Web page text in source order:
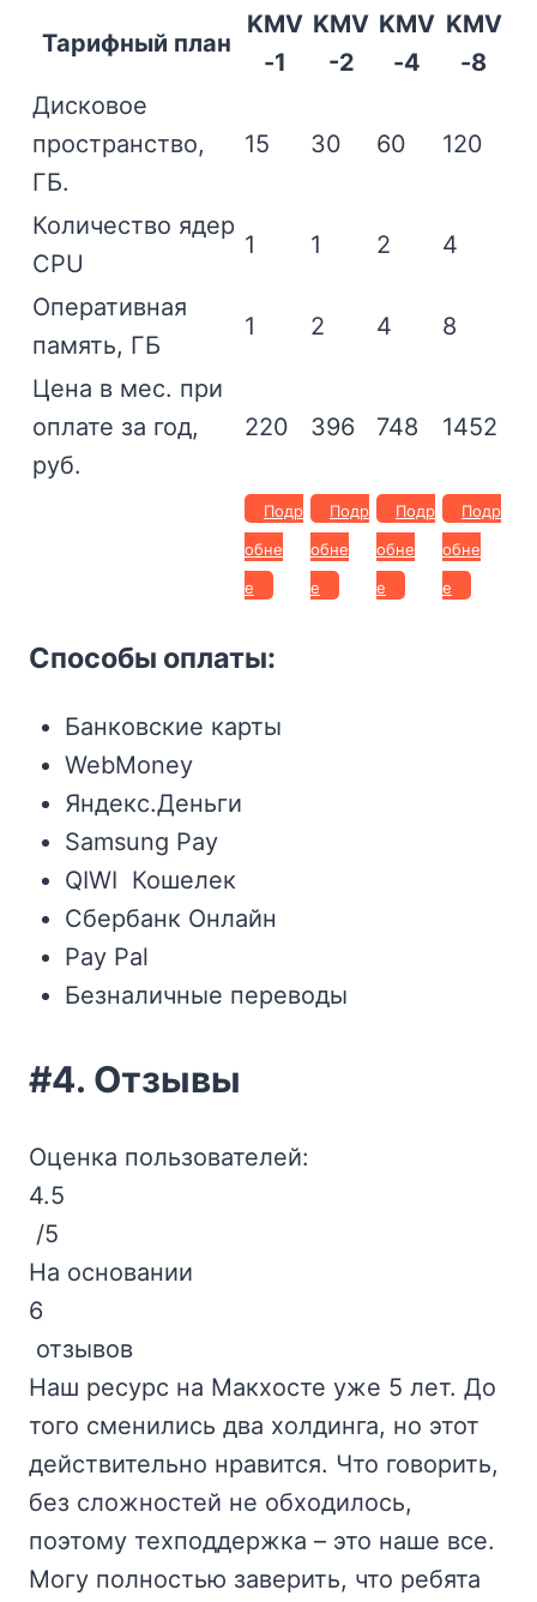
Тарифный план
KMV
-1
KMV
-2
KMV
-4
KMV
-8
Дисковое
пространство,
ГБ.
15 30 60 120
Количество ядер
CPU
1 1 2 4
Оперативная
память, ГБ
1 2 4 8
Цена в мес. при
оплате за год,
руб.
220 396 748 1452
Подр
обне
е
Подр
обне
е
Подр
обне
е
Подр
обне
е
Способы оплаты:
Банковские карты
WebMoney
Яндекс.Деньги
Samsung Pay
QIWI Кошелек
Сбербанк Онлайн
Pay Pal
Безналичные переводы
#4. Отзывы
Оценка пользователей:
4.5
/5
На основании
6
отзывов
Наш ресурс на Макхосте уже 5 лет. До
того сменились два холдинга, но этот
действительно нравится. Что говорить,
без сложностей не обходилось,
поэтому техподдержка – это наше все.
Могу полностью заверить, что ребята